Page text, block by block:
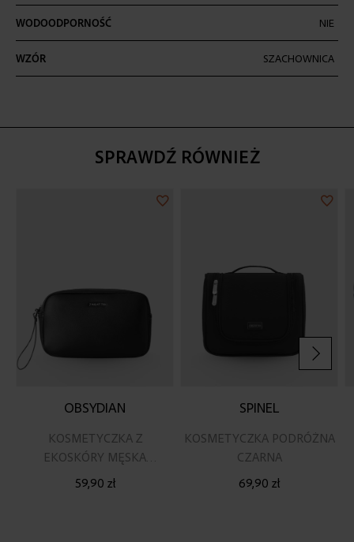
WODOODPORNOŚĆ NIE
WZÓR SZACHOWNICA
SPRAWDŹ RÓWNIEŻ
OBSYDIAN
KOSMETYCZKA Z
EKOSKÓRY MĘSKA
DAMSKA DO BAGAŻU
PODRĘCZNEGO
59,90 zł
Dodaj
SPINEL
KOSMETYCZKA PODRÓŻNA
CZARNA
69,90 zł